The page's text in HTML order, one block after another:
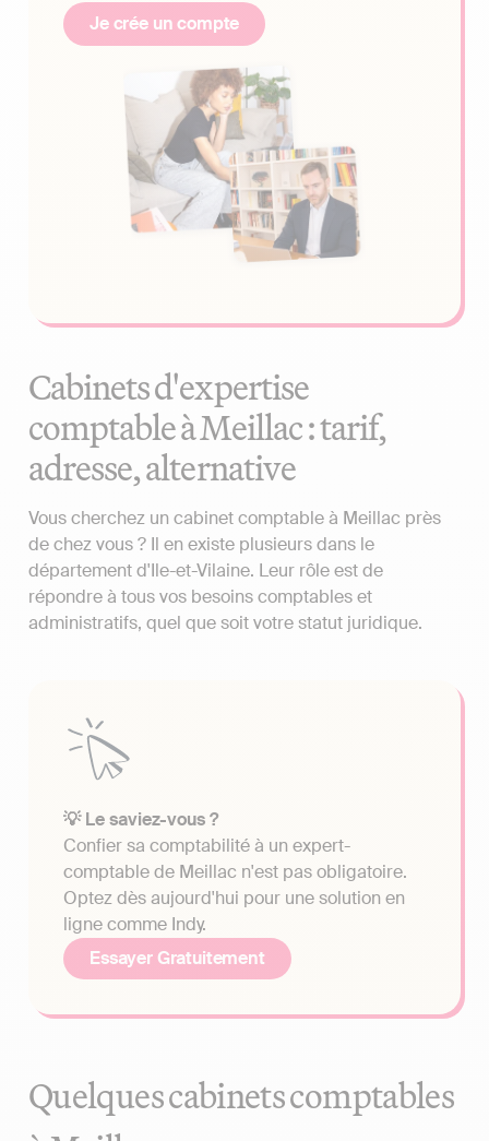
Je crée un compte
Cabinets d'expertise
comptable à Meillac : tarif,
adresse, alternative
Vous cherchez un cabinet comptable à Meillac près
de chez vous ? Il en existe plusieurs dans le
département d'Ile-et-Vilaine. Leur rôle est de
répondre à tous vos besoins comptables et
administratifs, quel que soit votre statut juridique.
💡 Le saviez-vous ?
Confier sa comptabilité à un expert-
comptable de Meillac n'est pas obligatoire.
Optez dès aujourd'hui pour une solution en
ligne comme Indy.
Essayer Gratuitement
Quelques cabinets comptables